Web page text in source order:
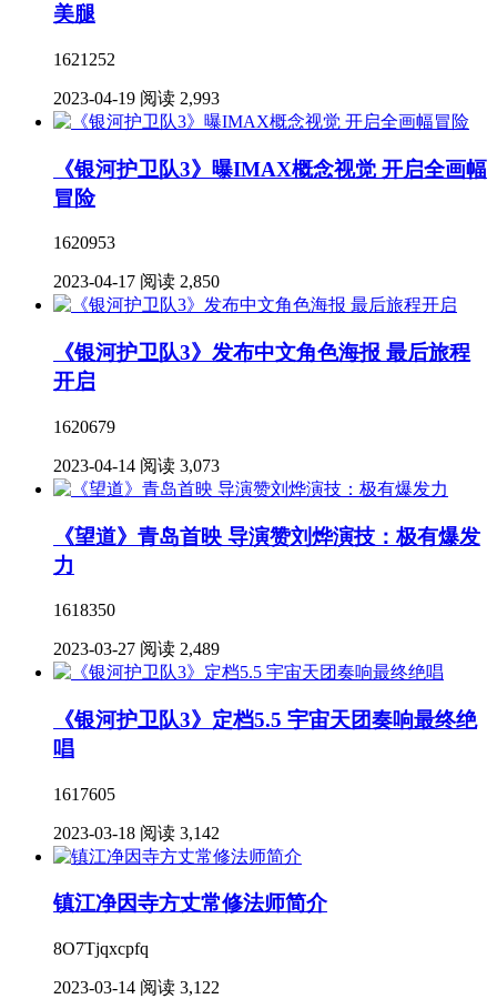
美腿
1621252
2023-04-19 阅读 2,993
《银河护卫队3》曝IMAX概念视觉 开启全画幅
冒险
1620953
2023-04-17 阅读 2,850
《银河护卫队3》发布中文角色海报 最后旅程
开启
1620679
2023-04-14 阅读 3,073
《望道》青岛首映 导演赞刘烨演技：极有爆发
力
1618350
2023-03-27 阅读 2,489
《银河护卫队3》定档5.5 宇宙天团奏响最终绝
唱
1617605
2023-03-18 阅读 3,142
镇江净因寺方丈常修法师简介
8O7Tjqxcpfq
2023-03-14 阅读 3,122